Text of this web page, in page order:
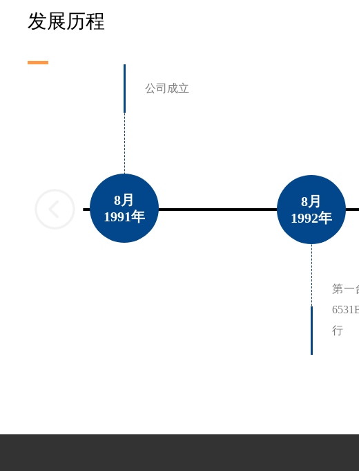
发展历程
8月
1991年
公司成立
8月
1992年
第一
行